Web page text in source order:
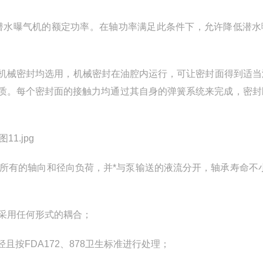
曝气机的额定功率。在轴功率满足此条件下，允许降低潜
密封均选用，机械密封在油腔内运行，可让密封面得到适
每个密封面的接触力均通过其自身的弹簧系统来完成，密
有的轴向和径向负荷，并*与泵输送的液流分开，轴承寿命不
用任何形式的耦合；
按FDA172、878卫生标准进行处理；